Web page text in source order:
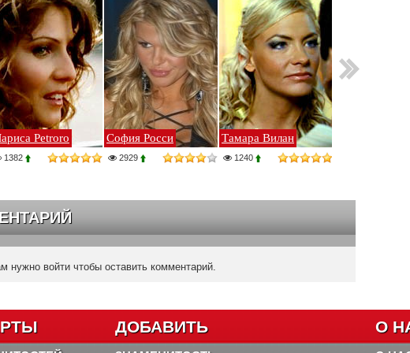
Petroro
1382
София Росси
2929
Тамара Вилан
1240
нужно войти чтобы оставить комментарий.
ДОБАВИТЬ О